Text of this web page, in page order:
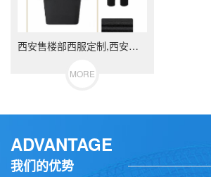
西安售楼部西服定制,西安西装定做,西安衬衣订制,西安工作服订做
MORE
ADVANTAGE
我们的优势